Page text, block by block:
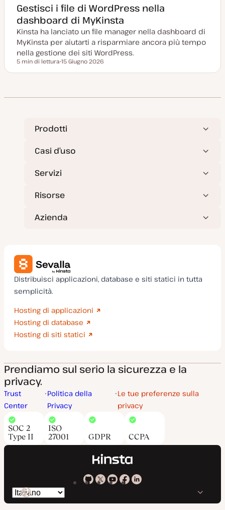
g
g
i
o
r
a
t
a
Gestisci i file di WordPress nella
dashboard di MyKinsta
Kinsta ha lanciato un file manager nella dashboard di
MyKinsta per aiutarti a risparmiare ancora più tempo
nella gestione dei siti WordPress.
Tempo di lettura
5 min di lettura
a
g
r
n
t
a
15 Giugno 2026
Prodotti
Casi d’uso
Servizi
Risorse
Azienda
Distribuisci applicazioni, database e siti statici in tutta
semplicità.
Hosting di applicazioni
Hosting di database
Hosting di siti statici
Prendiamo sul serio la sicurezza e la
privacy.
Trust
Center
Politica della
Privacy
Le tue preferenze sulla
privacy
SOC 2
Type II
ISO
27001
GDPR CCPA
KinstaKinstaKinsta
KinstaKinsta
Cambia
lingua